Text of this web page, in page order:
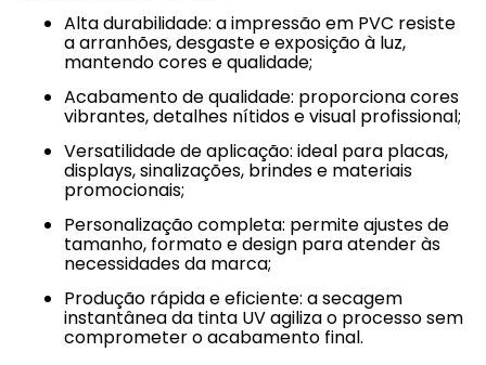
Alta durabilidade: a impressão em PVC resiste
a arranhões, desgaste e exposição à luz,
mantendo cores e qualidade;
Acabamento de qualidade: proporciona cores
vibrantes, detalhes nítidos e visual profissional;
Versatilidade de aplicação: ideal para placas,
displays, sinalizações, brindes e materiais
promocionais;
Personalização completa: permite ajustes de
tamanho, formato e design para atender às
necessidades da marca;
Produção rápida e eficiente: a secagem
instantânea da tinta UV agiliza o processo sem
comprometer o acabamento final.